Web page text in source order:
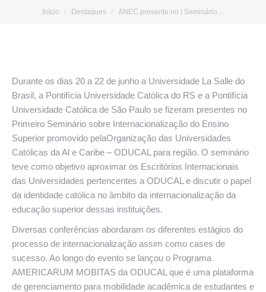
Você está aqui:
Início Destaques ANEC presente no I Seminário…
Durante os dias 20 a 22 de junho a Universidade La Salle do
Brasil, a Pontifícia Universidade Católica do RS e a Pontifícia
Universidade Católica de São Paulo se fizeram presentes no
Primeiro Seminário sobre Internacionalização do Ensino
Superior promovido pelaOrganização das Universidades
Católicas da Al e Caribe – ODUCAL para região. O seminário
teve como objetivo aproximar os Escritórios Internacionais
das Universidades pertencentes a ODUCAL e discutir o papel
da identidade católica no âmbito da internacionalização da
educação superior dessas instituições.
Diversas conferências abordaram os diferentes estágios do
processo de internacionalização assim como cases de
sucesso. Ao longo do evento se lançou o Programa
AMERICARUM MOBITAS da ODUCAL que é uma plataforma
de gerenciamento para mobilidade acadêmica de estudantes e